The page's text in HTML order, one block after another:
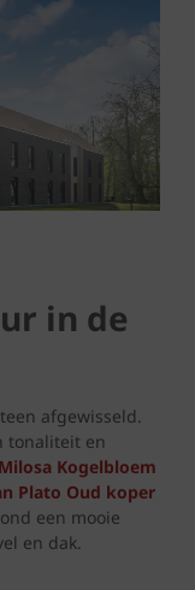
in de
afgewisseld.
tonaliteit en
Kogelbloem
Plato Oud koper
een mooie
en dak.